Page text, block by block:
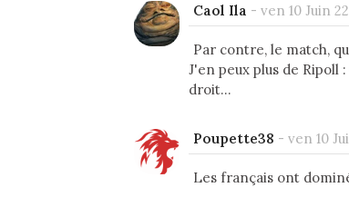
Caol Ila - ven 10 Juin
Par contre, le match,
J'en peux plus de Ripoll
droit...
Poupette38 - ven 10
Les français ont